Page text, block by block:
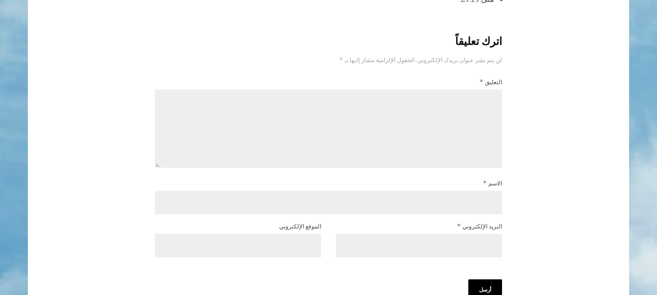
اترك تعليقاً
لن يتم نشر عنوان بريدك الإلكتروني. الحقول الإلزامية مشار إليها بـ *
التعليق *
الاسم *
البريد الإلكتروني * الموقع الإلكتروني